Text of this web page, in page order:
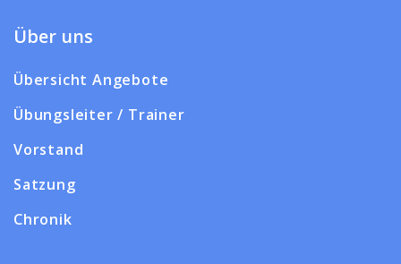
Über uns
Übersicht Angebote
Übungsleiter / Trainer
Vorstand
Satzung
Chronik